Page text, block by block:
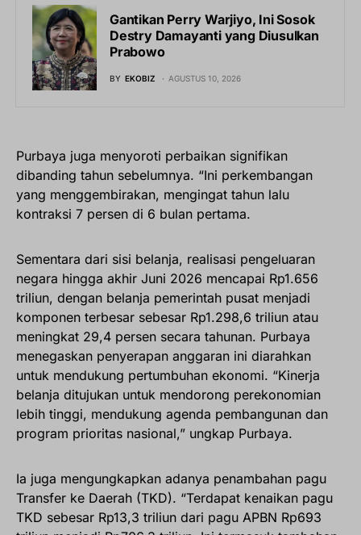
Gantikan Perry Warjiyo, Ini Sosok
Destry Damayanti yang Diusulkan
Prabowo
BY EKOBIZ AGUSTUS 10, 2026
Purbaya juga menyoroti perbaikan signifikan
dibanding tahun sebelumnya. “Ini perkembangan
yang menggembirakan, mengingat tahun lalu
kontraksi 7 persen di 6 bulan pertama.
Sementara dari sisi belanja, realisasi pengeluaran
negara hingga akhir Juni 2026 mencapai Rp1.656
triliun, dengan belanja pemerintah pusat menjadi
komponen terbesar sebesar Rp1.298,6 triliun atau
meningkat 29,4 persen secara tahunan. Purbaya
menegaskan penyerapan anggaran ini diarahkan
untuk mendukung pertumbuhan ekonomi. “Kinerja
belanja ditujukan untuk mendorong perekonomian
lebih tinggi, mendukung agenda pembangunan dan
program prioritas nasional,” ungkap Purbaya.
Ia juga mengungkapkan adanya penambahan pagu
Transfer ke Daerah (TKD). “Terdapat kenaikan pagu
TKD sebesar Rp13,3 triliun dari pagu APBN Rp693